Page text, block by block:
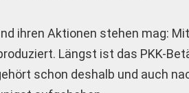
ihren Aktionen stehen mag:
Längst ist das PKK-
schon deshalb und auch